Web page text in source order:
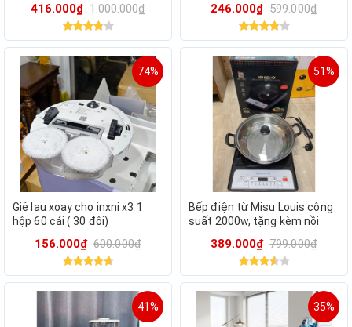
Mẽ, Tiện Lợi Mọi Nơi
416.000₫ 1.000.000₫ 246.000₫ 599.000₫
74%
Giẻ lau xoay cho inxni x3 1
hộp 60 cái ( 30 đôi)
156.000₫ 600.000₫
51%
Bếp điện từ Misu Louis công
suất 2000w, tặng kèm nồi
389.000₫ 799.000₫
41% 35%